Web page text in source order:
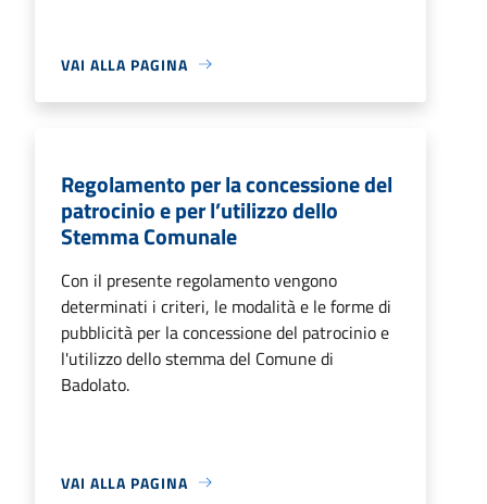
VAI ALLA PAGINA
Regolamento per la concessione del
patrocinio e per l’utilizzo dello
Stemma Comunale
Con il presente regolamento vengono
determinati i criteri, le modalità e le forme di
pubblicità per la concessione del patrocinio e
l'utilizzo dello stemma del Comune di
Badolato.
VAI ALLA PAGINA